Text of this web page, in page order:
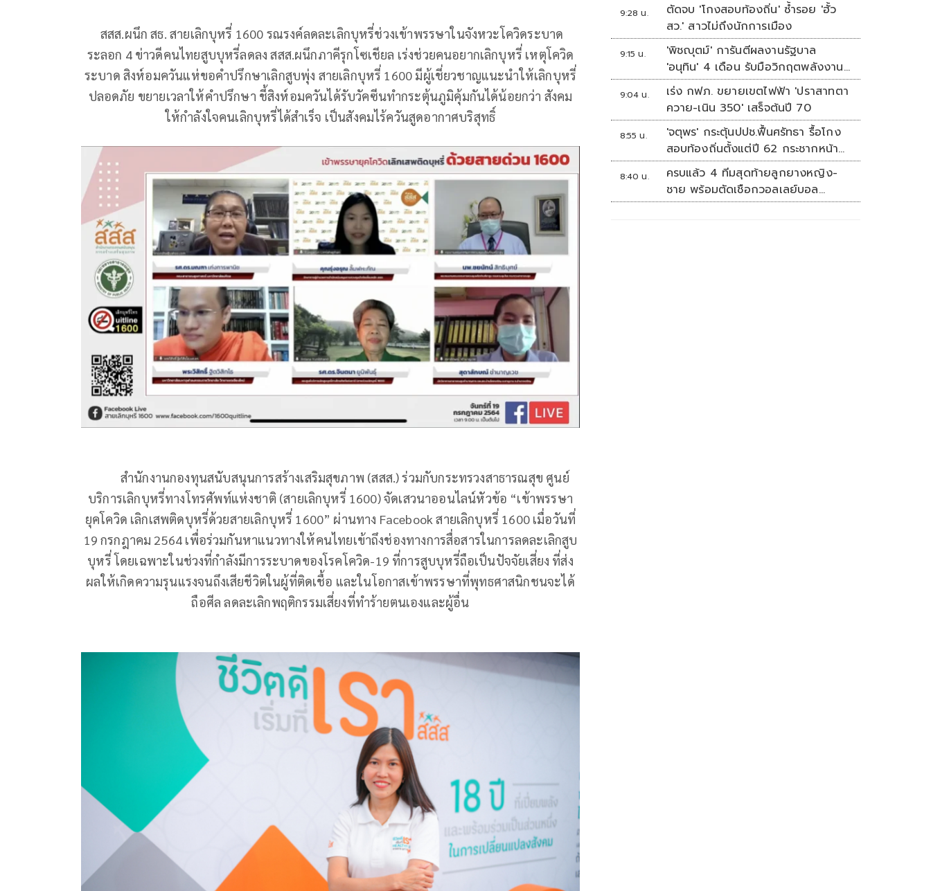
สสส.ผนึก สธ. สายเลิกบุหรี่ 1600 รณรงค์ลดละเลิกบุหรี่ช่วงเข้าพรรษาในจังหวะโควิดระบาด
ระลอก 4 ข่าวดีคนไทยสูบบุหรี่ลดลง สสส.ผนึกภาคีรุกโซเชียล เร่งช่วยคนอยากเลิกบุหรี่ เหตุโควิด
ระบาด สิงห์อมควันแห่ขอคำปรึกษาเลิกสูบพุ่ง สายเลิกบุหรี่ 1600 มีผู้เชี่ยวชาญแนะนำให้เลิกบุหรี่
ปลอดภัย ขยายเวลาให้คำปรึกษา ชี้สิงห์อมควันได้รับวัคซีนทำกระตุ้นภูมิคุ้มกันได้น้อยกว่า สังคม
ให้กำลังใจคนเลิกบุหรี่ได้สำเร็จ เป็นสังคมไร้ควันสูดอากาศบริสุทธิ์
สำนักงานกองทุนสนับสนุนการสร้างเสริมสุขภาพ (สสส.) ร่วมกับกระทรวงสาธารณสุข ศูนย์
บริการเลิกบุหรี่ทางโทรศัพท์แห่งชาติ (สายเลิกบุหรี่ 1600) จัดเสวนาออนไลน์หัวข้อ “เข้าพรรษา
ยุคโควิด เลิกเสพติดบุหรี่ด้วยสายเลิกบุหรี่ 1600” ผ่านทาง Facebook สายเลิกบุหรี่ 1600 เมื่อวันที่
19 กรกฎาคม 2564 เพื่อร่วมกันหาแนวทางให้คนไทยเข้าถึงช่องทางการสื่อสารในการลดละเลิกสูบ
บุหรี่ โดยเฉพาะในช่วงที่กำลังมีการระบาดของโรคโควิด-19 ที่การสูบบุหรี่ถือเป็นปัจจัยเสี่ยง ที่ส่ง
ผลให้เกิดความรุนแรงจนถึงเสียชีวิตในผู้ที่ติดเชื้อ และในโอกาสเข้าพรรษาที่พุทธศาสนิกชนจะได้
ถือศีล ลดละเลิกพฤติกรรมเสี่ยงที่ทำร้ายตนเองและผู้อื่น
9:28 น.
ตัดจบ 'โกงสอบท้องถิ่น' ซ้ำรอย 'ฮั้ว
สว.' สาวไม่ถึงนักการเมือง
9:15 น.
'พิชญุตม์' การันตีผลงานรัฐบาล
'อนุทิน' 4 เดือน รับมือวิกฤตพลังงาน
ดันราคาข้าว-ยาง-ปาล์ม พุ่งต่อเนื่อง
พร้อมอัดมาตรการช่วยลดต้นทุน-ขยาย
ตลาดโลก
9:04 น.
เร่ง กฟภ. ขยายเขตไฟฟ้า 'ปราสาทตา
ควาย-เนิน 350' เสร็จต้นปี 70
8:55 น.
'จตุพร' กระตุ้นปปช.ฟื้นศรัทธา รื้อโกง
สอบท้องถิ่นตั้งแต่ปี 62 กระชากหน้า
ลงโทษให้เข็ดหลาบ
8:40 น.
ครบแล้ว 4 ทีมสุดท้ายลูกยางหญิง-
ชาย พร้อมตัดเชือกวอลเลย์บอล
นักเรียน แชมป์กีฬา '7HD 2026'